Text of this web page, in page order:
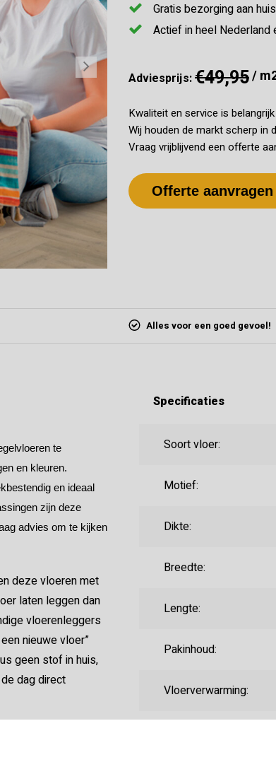
Gratis bezorging aan huis
Actief in heel Nederland
Adviesprijs:€49,95/
Kwaliteit en service is
Wij houden de markt scherp in
Vraag vrijblijvend een offerte
Offerte aanvragen
Alles voor een goed gevoel!
te
en kleuren.
en ideaal
zijn deze
advies om te kijken
deze vloeren met
laten leggen dan
vloerenleggers
nieuwe vloer”
geen stof in huis,
dag direct
Specificaties
Soort vloer:
Motief:
Dikte:
Breedte:
Lengte:
Pakinhoud:
Vloerverwarming: